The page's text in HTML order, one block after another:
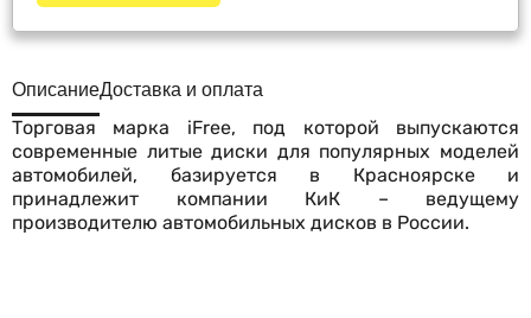
ОписаниеДоставка и оплата
Торговая марка iFree, под которой выпускаются
современные литые диски для популярных моделей
автомобилей, базируется в Красноярске и
принадлежит компании КиК – ведущему
производителю автомобильных дисков в России.